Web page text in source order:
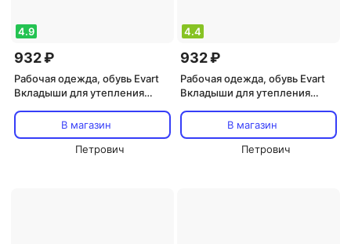
4.9
932 ₽
Рабочая одежда, обувь Evart
Вкладыши для утепления
фольгированные серые
Викинг/Ермак
В магазин
Петрович
4.4
932 ₽
Рабочая одежда, обувь Evart
Вкладыши для утепления
фольгированные серые
Викинг/Ермак 4610088891924
В магазин
Петрович